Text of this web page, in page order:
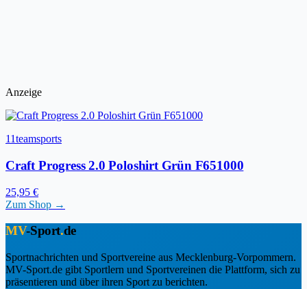
Anzeige
11teamsports
Craft Progress 2.0 Poloshirt Grün F651000
25,95 €
Zum Shop →
MV-Sport.de
Sportnachrichten und Sportvereine aus Mecklenburg-Vorpommern.
MV-Sport.de gibt Sportlern und Sportvereinen die Plattform, sich zu
präsentieren und über ihren Sport zu berichten.